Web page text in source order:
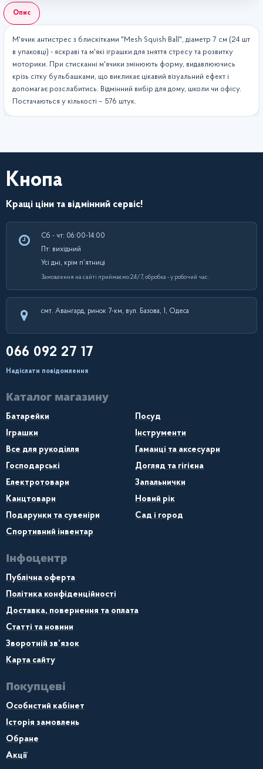
Опис
М'ячик антистрес з блискітками "Mesh Squish Ball", діаметр 7 см (24 шт
в упаковці) - яскраві та м'які іграшки для зняття стресу та розвитку
моторики. При стисканні м'ячики змінюють форму, видавлюючись
крізь сітку бульбашками, що викликає цікавий візуальний ефект і
допомагає розслабитись. Відмінний вибір для дому, школи чи офісу.
Постачаються у кількості – 576 штук.
Кнопа
Кращі ціни та відмінний сервіс!
Сб - чт: 06:00-14:00
Пт: вихідний
Усі дні, крім п’ятниці
Замовлення на сайті приймаємо 24/7, обробка - у робочий час.
смт. Авангард, ринок 7-км, вул. Базова, 1, Одеса
066 092 27 17
Надіслати повідомлення
Каталог магазину
Батарейки
Посуд
Іграшки
Інструменти
Все для рукоділля
Гаманці та аксесуари
Господарські
Догляд та гігієна
Електротовари
Запальнички
Канцтовари
Новий рік
Подарунки та сувеніри
Сад і город
Спортивний інвентар
Інфоцентр
Публічна оферта
Політика конфіденційності
Доставка, повернення та оплата
Статті та новини
Зворотній зв’язок
Карта сайту
Покупцеві
Особистий кабінет
Історія замовлень
Обране
Акції